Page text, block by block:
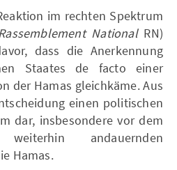
im rechten Spektrum
National RN)
dass die Anerkennung
Staates de facto einer
der Hamas gleichkäme. Aus
einen politischen
dar, insbesondere vor dem
andauernden
Hamas.